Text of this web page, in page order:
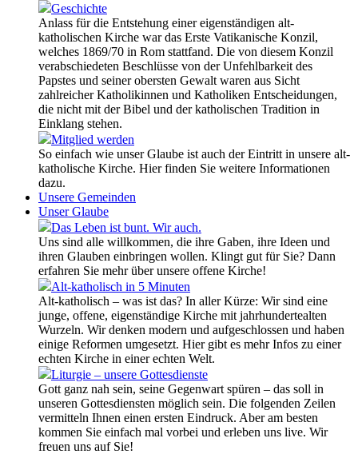
Geschichte
Anlass für die Entstehung einer eigenständigen alt-
katholischen Kirche war das Erste Vatikanische Konzil,
welches 1869/70 in Rom stattfand. Die von diesem Konzil
verabschiedeten Beschlüsse von der Unfehlbarkeit des
Papstes und seiner obersten Gewalt waren aus Sicht
zahlreicher Katholikinnen und Katholiken Entscheidungen,
die nicht mit der Bibel und der katholischen Tradition in
Einklang stehen.
Mitglied werden
So einfach wie unser Glaube ist auch der Eintritt in unsere alt-
katholische Kirche. Hier finden Sie weitere Informationen
dazu.
Unsere Gemeinden
Unser Glaube
Das Leben ist bunt. Wir auch.
Uns sind alle willkommen, die ihre Gaben, ihre Ideen und
ihren Glauben einbringen wollen. Klingt gut für Sie? Dann
erfahren Sie mehr über unsere offene Kirche!
Alt-katholisch in 5 Minuten
Alt-katholisch – was ist das? In aller Kürze: Wir sind eine
junge, offene, eigenständige Kirche mit jahrhundertealten
Wurzeln. Wir denken modern und aufgeschlossen und haben
einige Reformen umgesetzt. Hier gibt es mehr Infos zu einer
echten Kirche in einer echten Welt.
Liturgie – unsere Gottesdienste
Gott ganz nah sein, seine Gegenwart spüren – das soll in
unseren Gottesdiensten möglich sein. Die folgenden Zeilen
vermitteln Ihnen einen ersten Eindruck. Aber am besten
kommen Sie einfach mal vorbei und erleben uns live. Wir
freuen uns auf Sie!